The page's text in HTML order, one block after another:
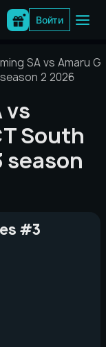
Войти
SA vs Amaru
2 2026
vs
South
#3